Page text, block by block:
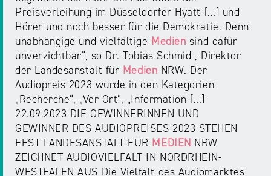
der
Medienregulierung
Audio
Desinformation
Medienvielfalt
am
Standort
Festival
Medienkarriere
NRW
Medienscouts
Convention
Medienversammlung
NRWision
FLIMMO
Berichte
Die
Medienkommission
Kontakt
&
Anfahrt
Preisverleihung im Düsseldorfer Hyatt [...] und
Hörer und noch besser für die Demokratie. Denn
unabhängige und vielfältige Medien sind dafür
unverzichtbar“, so Dr. Tobias Schmid , Direktor
der Landesanstalt für Medien NRW. Der
Audiopreis 2023 wurde in den Kategorien
„Recherche“, „Vor Ort“, „Information [...]
22.09.2023 DIE GEWINNERINNEN UND
GEWINNER DES AUDIOPREISES 2023 STEHEN
FEST LANDESANSTALT FÜR MEDIEN NRW
ZEICHNET AUDIOVIELFALT IN NORDRHEIN-
WESTFALEN AUS Die Vielfalt des Audiomarktes